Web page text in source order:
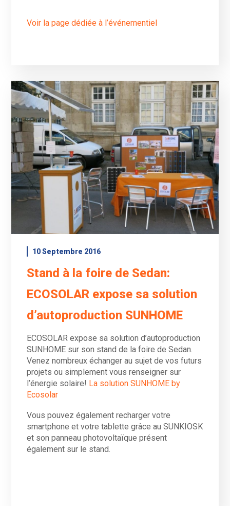
Voir la page dédiée à l’événementiel
10 Septembre 2016
Stand à la foire de Sedan:
ECOSOLAR expose sa solution
d’autoproduction SUNHOME
ECOSOLAR expose sa solution d’autoproduction
SUNHOME sur son stand de la foire de Sedan.
Venez nombreux échanger au sujet de vos futurs
projets ou simplement vous renseigner sur
l’énergie solaire! La solution SUNHOME by
Ecosolar
Vous pouvez également recharger votre
smartphone et votre tablette grâce au SUNKIOSK
et son panneau photovoltaïque présent
également sur le stand.